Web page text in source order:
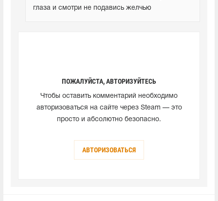
глаза и смотри не подавись желчью
ПОЖАЛУЙСТА, АВТОРИЗУЙТЕСЬ
Чтобы оставить комментарий необходимо
авторизоваться на сайте через Steam — это
просто и абсолютно безопасно.
АВТОРИЗОВАТЬСЯ